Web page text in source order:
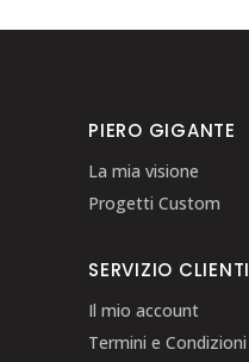
PIERO GIGANTE
La mia visione
Progetti Custom
SERVIZIO CLIENTI
Il mio account
Termini e Condizioni